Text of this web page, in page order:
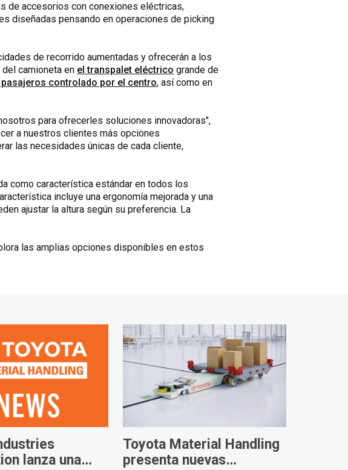
de accesorios con conexiones eléctricas,
diseñadas pensando en operaciones de picking
de recorrido aumentadas y ofrecerán a los
camioneta en el transpalet eléctrico grande de
controlado por el centro, así como en
para ofrecerles soluciones innovadoras",
a nuestros clientes más opciones
las necesidades únicas de cada cliente,
como característica estándar en todos los
incluye una ergonomía mejorada y una
ajustar la altura según su preferencia. La
las amplias opciones disponibles en estos
lanza una
Toyota Material Handling
presenta nuevas